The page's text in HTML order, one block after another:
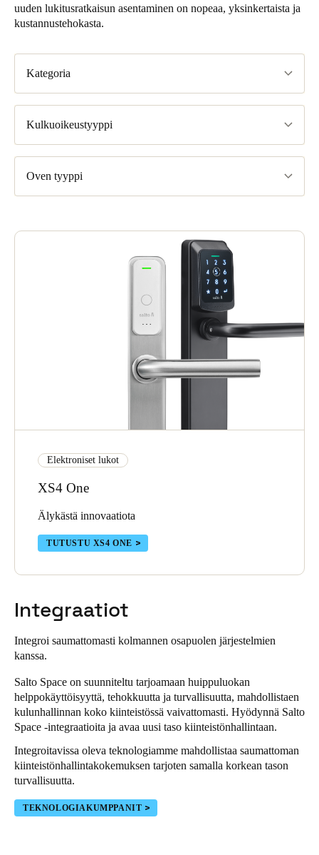
uuden lukitusratkaisun asentaminen on nopeaa, yksinkertaista ja
kustannustehokasta.
Kategoria
Kulkuoikeustyyppi
Oven tyyppi
Elektroniset lukot
XS4 One
Älykästä innovaatiota
TUTUSTU XS4 ONE
Integraatiot
Integroi saumattomasti kolmannen osapuolen järjestelmien
kanssa.
Salto Space on suunniteltu tarjoamaan huippuluokan
helppokäyttöisyyttä, tehokkuutta ja turvallisuutta, mahdollistaen
kulunhallinnan koko kiinteistössä vaivattomasti. Hyödynnä Salto
Space -integraatioita ja avaa uusi taso kiinteistönhallintaan.
Integroitavissa oleva teknologiamme mahdollistaa saumattoman
kiinteistönhallintakokemuksen tarjoten samalla korkean tason
turvallisuutta.
TEKNOLOGIAKUMPPANIT